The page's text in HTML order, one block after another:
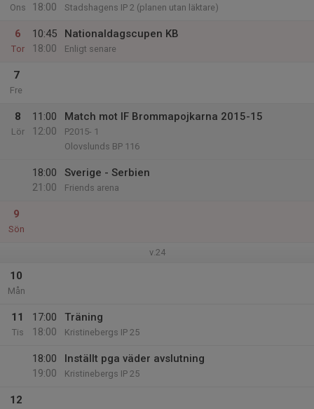
Ons
18:00
Stadshagens IP 2 (planen utan läktare)
6
Tor
10:45
18:00
Nationaldagscupen KB
Enligt senare
7
Fre
8
Lör
11:00
12:00
Match mot IF Brommapojkarna 2015-15
P2015- 1
Olovslunds BP 116
18:00
21:00
Sverige - Serbien
Friends arena
9
Sön
v.24
10
Mån
11
Tis
17:00
18:00
Träning
Kristinebergs IP 25
18:00
19:00
Inställt pga väder avslutning
Kristinebergs IP 25
12